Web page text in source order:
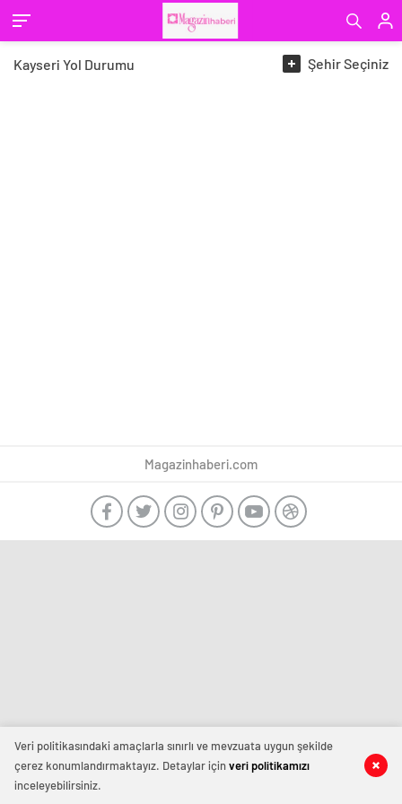
Kayseri Yol Durumu ŞehirSeçiniz
Magazinhaberi.com
Veri politikasındaki amaçlarla sınırlı ve mevzuata uygun şekilde
çerez konumlandırmaktayız. Detaylar içinveri politikamızı
inceleyebilirsiniz.